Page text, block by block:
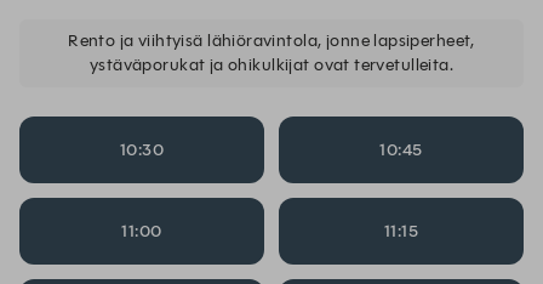
Rento ja viihtyisä lähiöravintola, jonne lapsiperheet,
ystäväporukat ja ohikulkijat ovat tervetulleita.
10:30 10:45
11:00 11:15